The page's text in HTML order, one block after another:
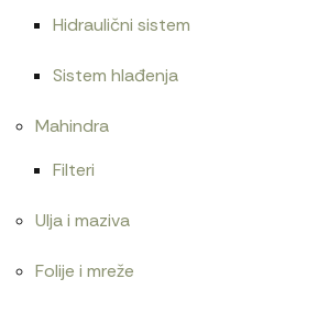
Hidraulični sistem
Sistem hlađenja
Mahindra
Filteri
Ulja i maziva
Folije i mreže